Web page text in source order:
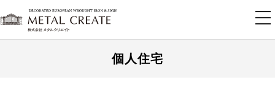
個人住宅